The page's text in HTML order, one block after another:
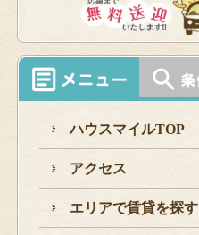
ハウスマイルTOP
アクセス
エリアで賃貸を探す